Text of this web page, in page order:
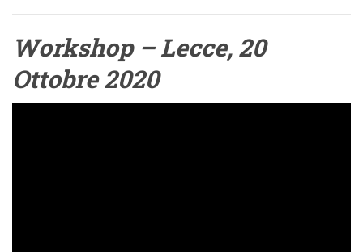
Workshop – Lecce, 20
Ottobre 2020